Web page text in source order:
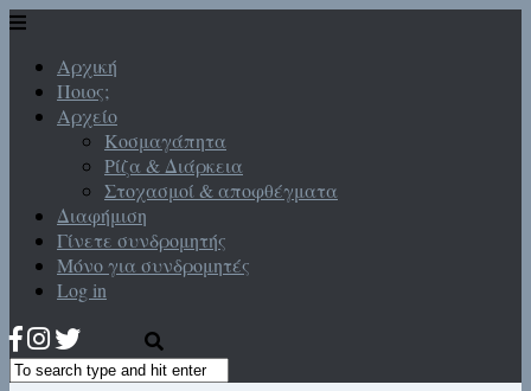
Αρχική
Ποιος;
Αρχείο
Κοσμαγάπητα
Ρίζα & Διάρκεια
Στοχασμοί & αποφθέγματα
Διαφήμιση
Γίνετε συνδρομητής
Μόνο για συνδρομητές
Log in